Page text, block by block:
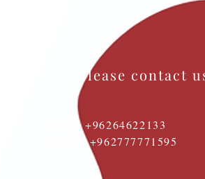
Please contact
Phone:+96264622133
Mobile: +962777771595